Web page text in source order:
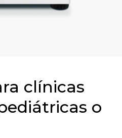
clínicas
o